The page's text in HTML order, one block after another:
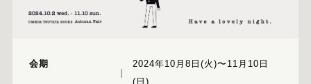
会期
2024年10月8日(火)〜11月10日
(日)